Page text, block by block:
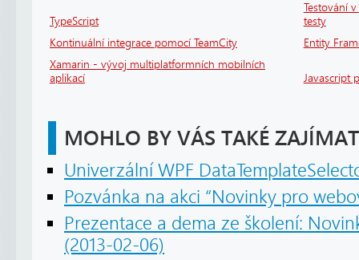
TypeScript
Testování
testy
Kontinuální integrace pomocí TeamCity
Entity
Xamarin - vývoj multiplatformních mobilních
aplikací
Javascript
MOHLO BY VÁS TAKÉ ZAJÍMAT
Univerzální WPF
Pozvánka na akci “Novinky pro
Prezentace a dema ze školení:
(2013-02-06)